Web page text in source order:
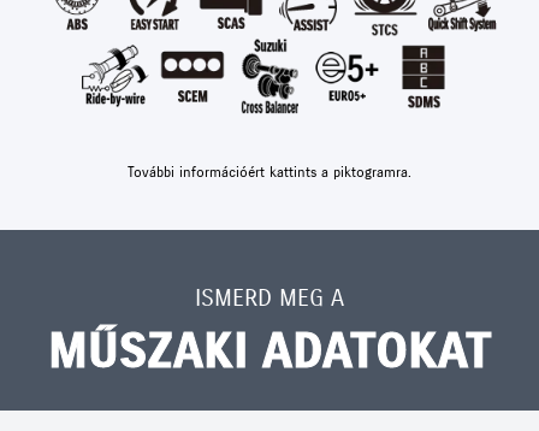
További információért kattints a piktogramra.
ISMERD MEG A
MŰSZAKI ADATOKAT